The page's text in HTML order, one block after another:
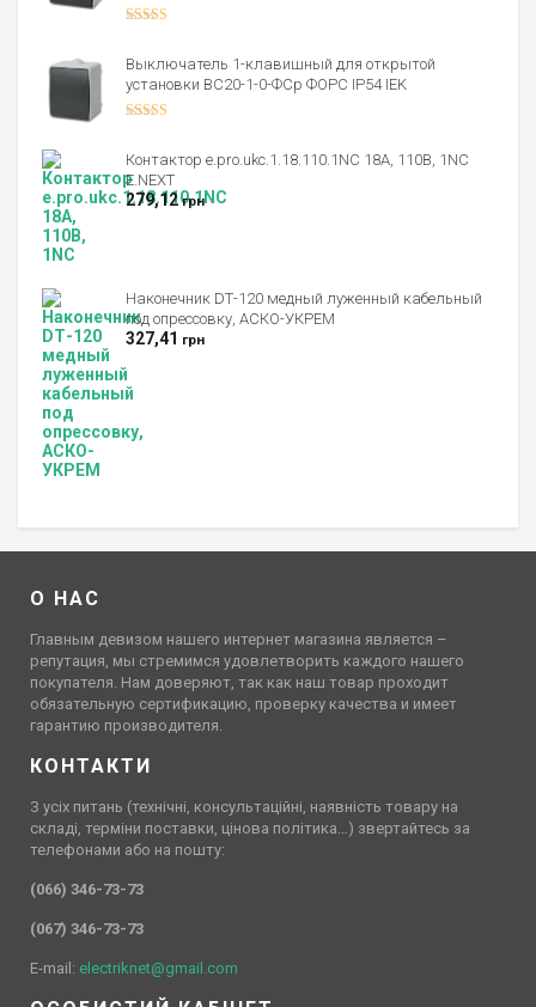
Выключатель 1-клавишный для открытой
установки ВС20-1-0-ФСр ФОРС IP54 IEK
Контактор e.pro.ukc.1.18.110.1NС 18А, 110В, 1NС
E.NEXT
279,12грн
Наконечник DТ-120 медный луженный кабельный
под опрессовку, АСКО-УКРЕМ
327,41 грн
О НАС
Главным девизом нашего интернет магазина является –
репутация, мы стремимся удовлетворить каждого нашего
покупателя. Нам доверяют, так как наш товар проходит
обязательную сертификацию, проверку качества и имеет
гарантию производителя.
КОНТАКТИ
З усіх питань (технічні, консультаційні, наявність товару на
складі, терміни поставки, цінова політика…) звертайтесь за
телефонами або на пошту:
(066) 346-73-73
(067) 346-73-73
E-mail: electriknet@gmail.com